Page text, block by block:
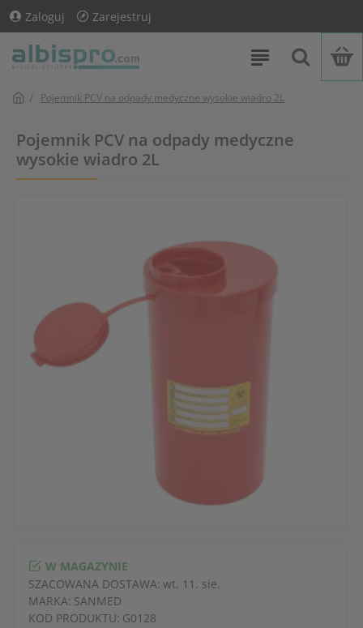
Zaloguj Zarejestruj
Pojemnik PCV na odpady medyczne wysokie wiadro 2L
Pojemnik PCV na odpady medyczne
wysokie wiadro 2L
W MAGAZYNIE
SZACOWANA DOSTAWA: wt. 11. sie.
MARKA: SANMED
KOD PRODUKTU: G0128